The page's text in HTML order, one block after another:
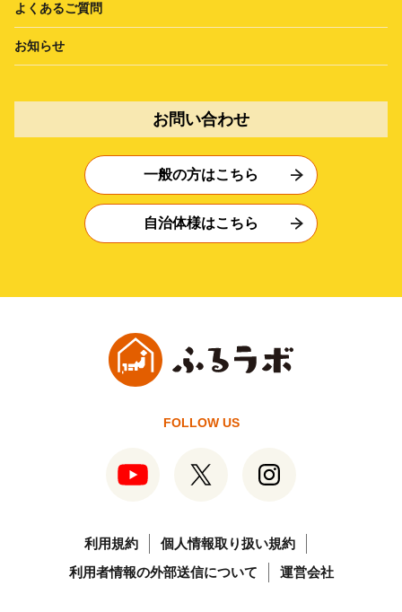
よくあるご質問
お知らせ
お問い合わせ
一般の方はこちら
自治体様はこちら
FOLLOW US
利用規約
個人情報取り扱い規約
利用者情報の外部送信について
運営会社